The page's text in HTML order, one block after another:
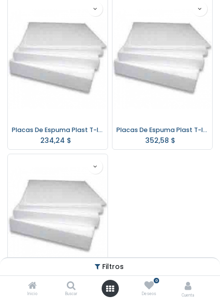
Filtros
Inicio Buscar
0
Deseos Cuenta
Placas De Espuma Plast T-III 1mt.x1mt. De 2cm De Espesor.
234,24 $
Placas De Espuma Plast T-III 1mt.x1mt. De 3cm De Espesor.
352,58 $
Placas De Espuma Plast T-III 1mt.x1mt. De 5cm De Espesor.
$